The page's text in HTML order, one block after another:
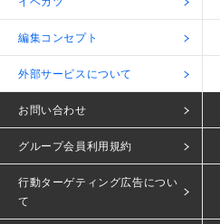
編集コンセプト
外部サービスについて
お問い合わせ
グループ会員利用規約
行動ターゲティング広告につい
て